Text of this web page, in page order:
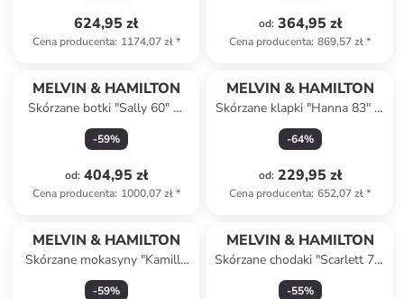
624,95 zł
Cena producenta: 1174,07 zł*
od: 364,95 zł
Cena producenta: 869,57 zł*
MELVIN & HAMILTON
Skórzane botki "Sally 60" w
kolorze brązowym
-59%
od: 404,95 zł
Cena producenta: 1000,07 zł*
MELVIN & HAMILTON
Skórzane klapki "Hanna 83" w
kolorze jasnobrązowym
-64%
od: 229,95 zł
Cena producenta: 652,07 zł*
MELVIN & HAMILTON
Skórzane mokasyny "Kamilla
2" w kolorze jasnobrązowym
-59%
MELVIN & HAMILTON
Skórzane chodaki "Scarlett 77"
w kolorze granatowym
-55%